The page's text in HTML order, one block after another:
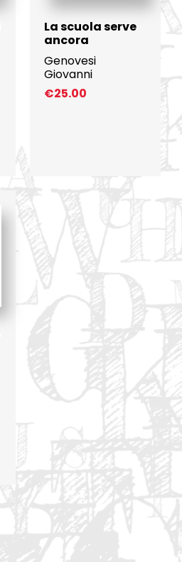
La scuola serve
ancora
Genovesi
Giovanni
€25.00